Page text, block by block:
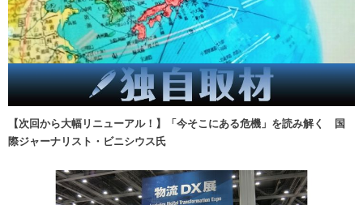
【次回から大幅リニューアル！】「今そこにある危機」を読み解く 国
際ジャーナリスト・ビニシウス氏